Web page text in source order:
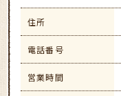
住所
電話番号
営業時間